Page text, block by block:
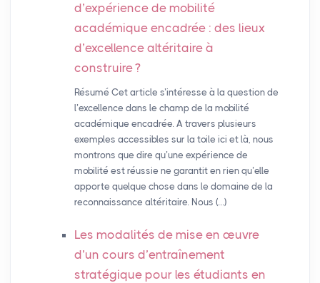
d’expérience de mobilité
académique encadrée : des lieux
d’excellence altéritaire à
construire?
Résumé Cet article s’intéresse à la question de
l’excellence dans le champ de la mobilité
académique encadrée. A travers plusieurs
exemples accessibles sur la toile ici et là, nous
montrons que dire qu’une expérience de
mobilité est réussie ne garantit en rien qu’elle
apporte quelque chose dans le domaine de la
reconnaissance altéritaire. Nous (…)
Les modalités de mise en œuvre
d’un cours d’entraînement
stratégique pour les étudiants en